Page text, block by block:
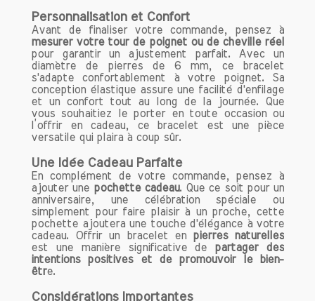
Personnalisation et Confort
Avant de finaliser votre commande, pensez à
mesurer votre tour de poignet ou de cheville réel
pour garantir un ajustement parfait. Avec un
diamètre de pierres de 6 mm, ce bracelet
s'adapte confortablement à votre poignet. Sa
conception élastique assure une facilité d'enfilage
et un confort tout au long de la journée. Que
vous souhaitiez le porter en toute occasion ou
l’offrir en cadeau, ce bracelet est une pièce
versatile qui plaira à coup sûr.
Une Idée Cadeau Parfaite
En complément de votre commande, pensez à
ajouter une pochette cadeau. Que ce soit pour un
anniversaire, une célébration spéciale ou
simplement pour faire plaisir à un proche, cette
pochette ajoutera une touche d'élégance à votre
cadeau. Offrir un bracelet en pierres naturelles
est une manière significative de partager des
intentions positives et de promouvoir le bien-
être.
Considérations Importantes